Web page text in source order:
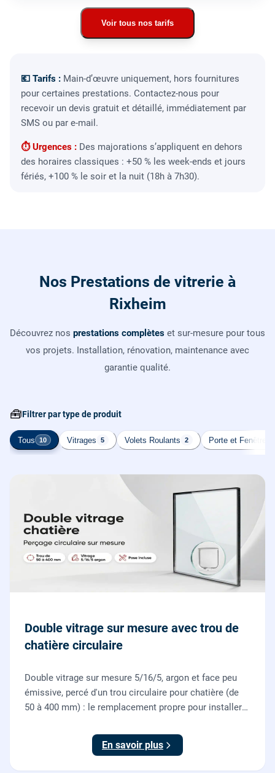
Voir tous nos tarifs
💶 Tarifs : Main-d’œuvre uniquement, hors fournitures
pour certaines prestations. Contactez-nous pour
recevoir un devis gratuit et détaillé, immédiatement par
SMS ou par e-mail.
⏱ Urgences : Des majorations s’appliquent en dehors
des horaires classiques : +50 % les week-ends et jours
fériés, +100 % le soir et la nuit (18h à 7h30).
Nos Prestations de vitrerie à
Rixheim
Découvrez nos prestations complètes et sur-mesure pour tous
vos projets. Installation, rénovation, maintenance avec
garantie qualité.
🧰Filtrer par type de produit
Tous 10 Vitrages 5 Volets Roulants 2 Porte et Fenêtre
Double vitrage sur mesure avec trou de
chatière circulaire
Double vitrage sur mesure 5/16/5, argon et face peu
émissive, percé d'un trou circulaire pour chatière (de
50 à 400 mm) : le remplacement propre pour installer
En savoir plus